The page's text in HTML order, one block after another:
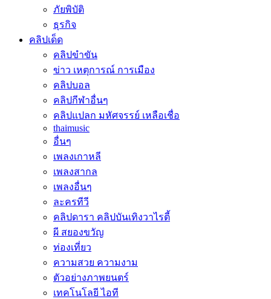
ภัยพิบัติ
ธุรกิจ
คลิปเด็ด
คลิปขำขัน
ข่าว เหตุการณ์ การเมือง
คลิปบอล
คลิปกีฬาอื่นๆ
คลิปแปลก มหัศจรรย์ เหลือเชื่อ
thaimusic
อื่นๆ
เพลงเกาหลี
เพลงสากล
เพลงอื่นๆ
ละครทีวี
คลิปดารา คลิปบันเทิงวาไรตี้
ผี สยองขวัญ
ท่องเที่ยว
ความสวย ความงาม
ตัวอย่างภาพยนตร์
เทคโนโลยี ไอที